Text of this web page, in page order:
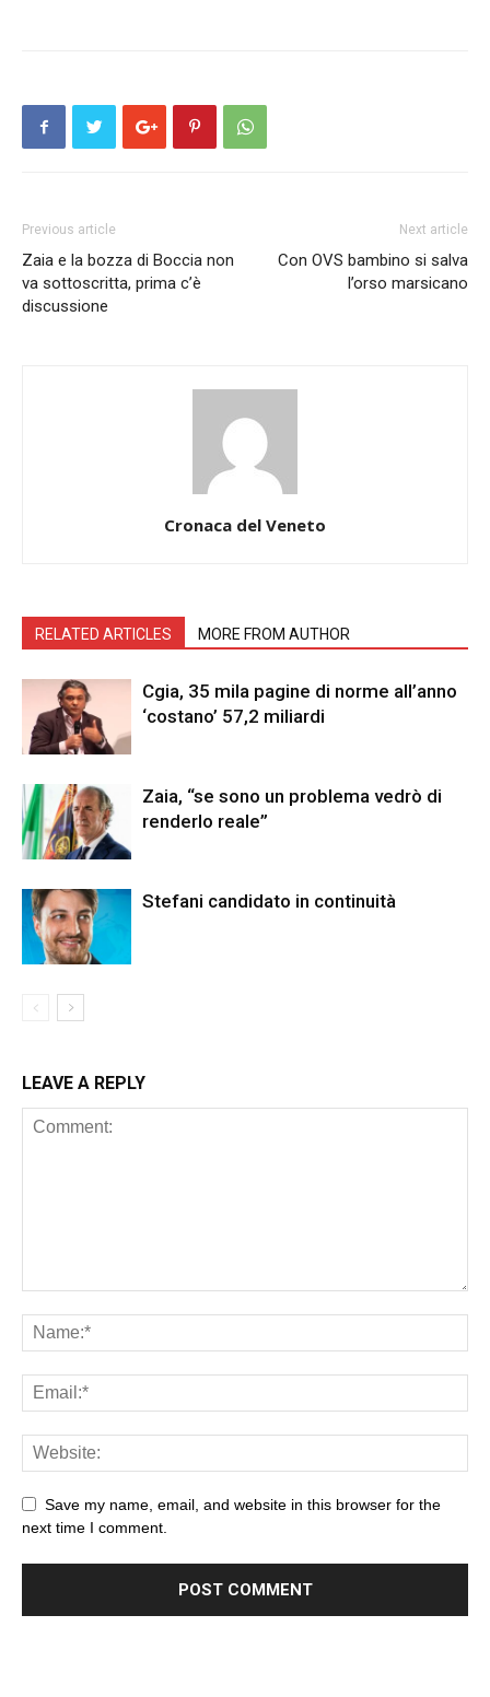
Previous article
Zaia e la bozza di Boccia non
va sottoscritta, prima c’è
discussione
Next article
Con OVS bambino si salva
l’orso marsicano
Cronaca del Veneto
RELATED ARTICLES MORE FROM AUTHOR
Cgia, 35 mila pagine di norme all’anno
‘costano’ 57,2 miliardi
Zaia, “se sono un problema vedrò di
renderlo reale”
Stefani candidato in continuità
LEAVE A REPLY
Save my name, email, and website in this browser for the
next time I comment.